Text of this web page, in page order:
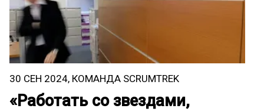
30 СЕН 2024, КОМАНДА SCRUMTREK
«Работать со звездами,